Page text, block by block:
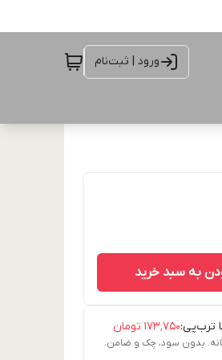
ورود | ثبت‌نام
به سبد خرید
ترب‌پی:۱۷۳٬۷۵۰ تومان